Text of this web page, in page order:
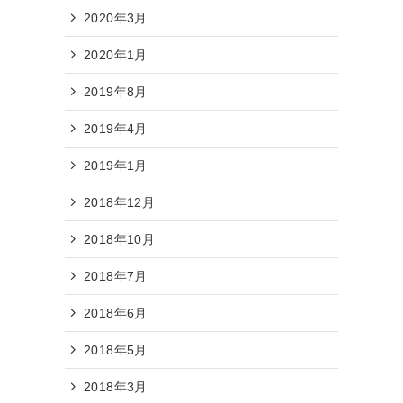
2020年3月
2020年1月
2019年8月
2019年4月
2019年1月
2018年12月
2018年10月
2018年7月
2018年6月
2018年5月
2018年3月